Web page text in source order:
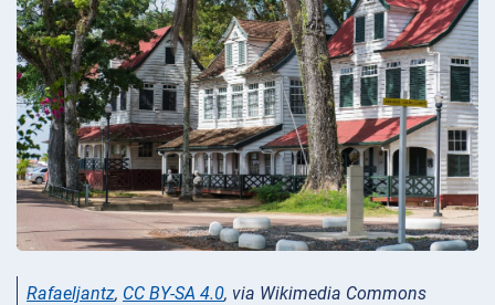
Rafaeljantz, CC BY-SA 4.0, via Wikimedia Commons